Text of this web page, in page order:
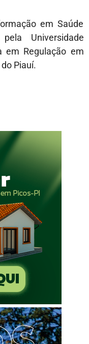
em Saúde
Universidade
em Regulação em
Piauí.